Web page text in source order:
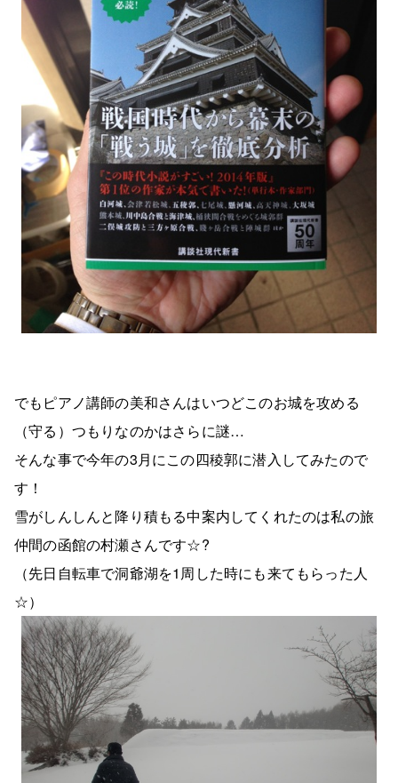
でもピアノ講師の美和さんはいつどこのお城を攻める
（守る）つもりなのかはさらに謎…
そんな事で今年の3月にこの四稜郭に潜入してみたので
す！
雪がしんしんと降り積もる中案内してくれたのは私の旅
仲間の函館の村瀬さんです☆?
（先日自転車で洞爺湖を1周した時にも来てもらった人
☆）